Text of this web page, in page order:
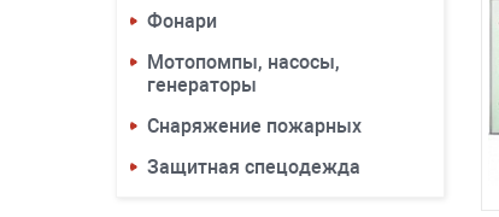
Фонари
Мотопомпы, насосы,
генераторы
Снаряжение пожарных
Защитная спецодежда